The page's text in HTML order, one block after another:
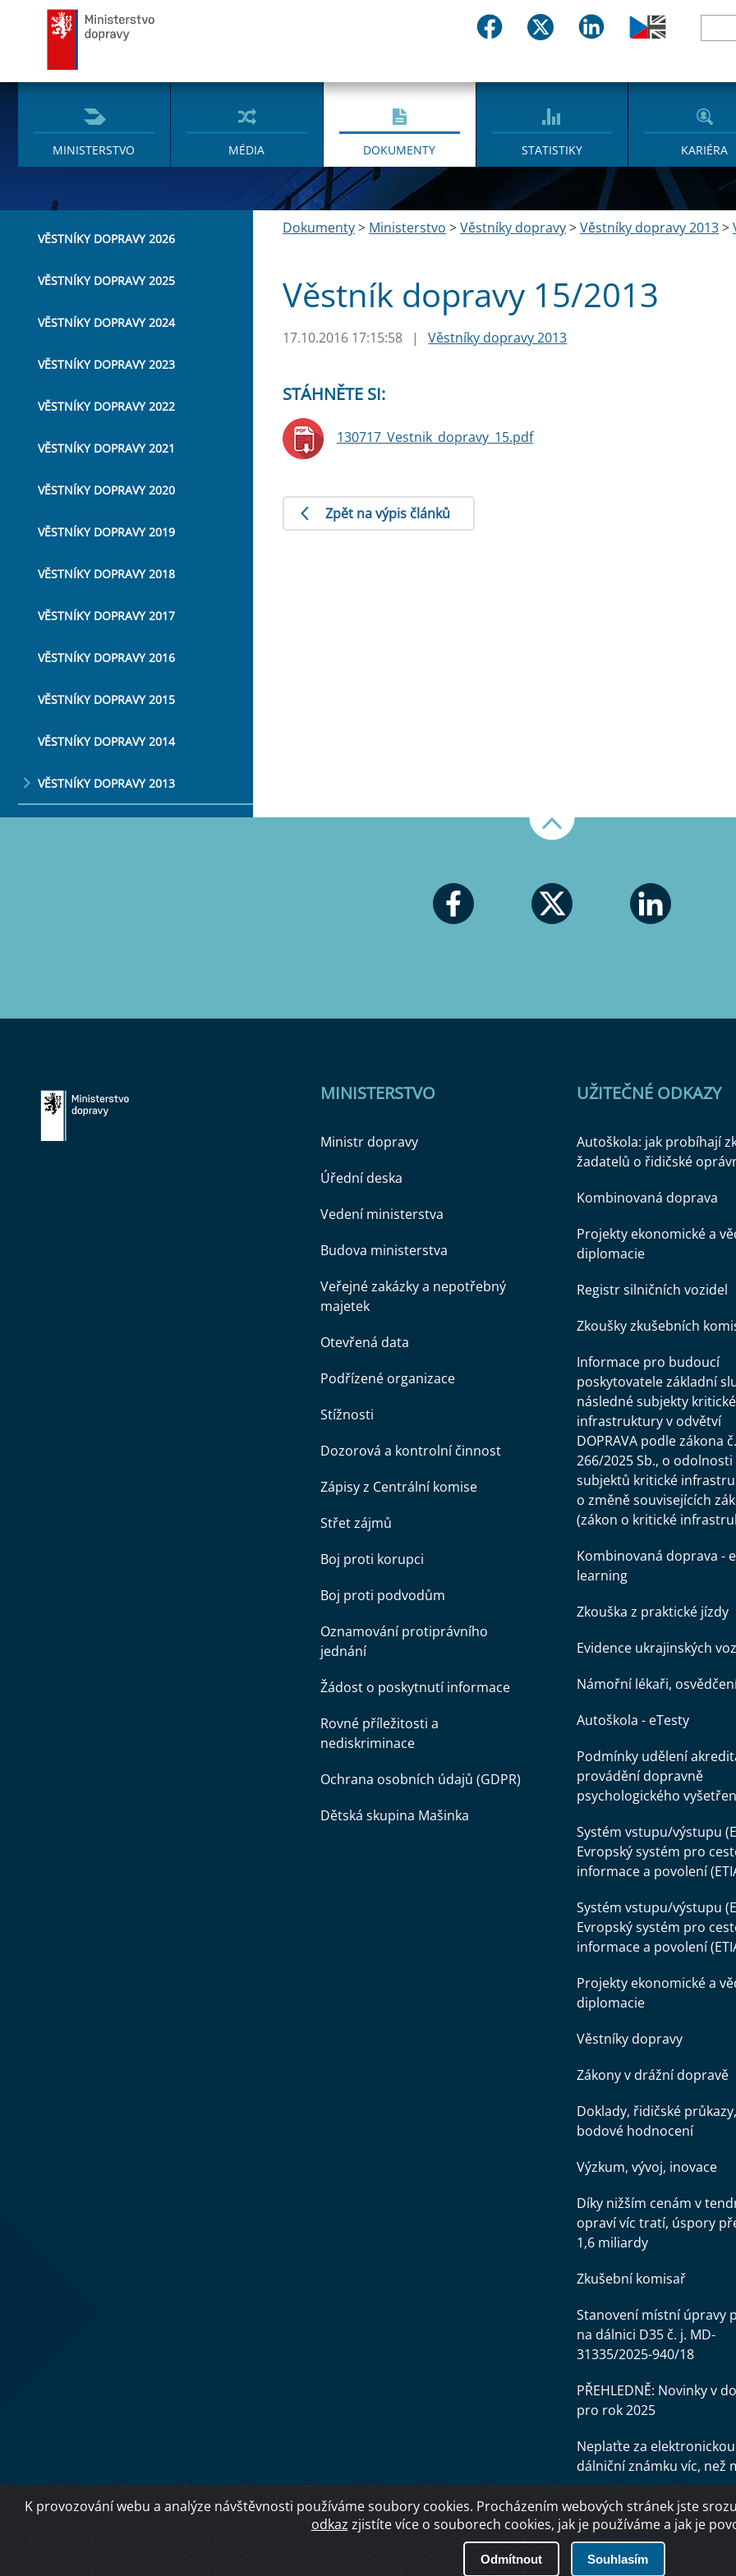
MINISTERSTVO MÉDIA DOKUMENTY STATISTIKY KARIÉRA
VĚSTNÍKY DOPRAVY 2026
VĚSTNÍKY DOPRAVY 2025
VĚSTNÍKY DOPRAVY 2024
VĚSTNÍKY DOPRAVY 2023
VĚSTNÍKY DOPRAVY 2022
VĚSTNÍKY DOPRAVY 2021
VĚSTNÍKY DOPRAVY 2020
VĚSTNÍKY DOPRAVY 2019
VĚSTNÍKY DOPRAVY 2018
VĚSTNÍKY DOPRAVY 2017
VĚSTNÍKY DOPRAVY 2016
VĚSTNÍKY DOPRAVY 2015
VĚSTNÍKY DOPRAVY 2014
VĚSTNÍKY DOPRAVY 2013
Dokumenty> Ministerstvo >Věstníky dopravy>Věstníky dopravy 2013>
Věstník dopravy 15/2013
17.10.2016 17:15:58 | Věstníky dopravy 2013
STÁHNĚTE SI:
130717_Vestnik_dopravy_15.pdf
Zpět na výpis článků
MINISTERSTVO
Ministr dopravy
Úřední deska
Vedení ministerstva
Budova ministerstva
Veřejné zakázky a nepotřebný
majetek
Otevřená data
Podřízené organizace
Stížnosti
Dozorová a kontrolní činnost
Zápisy z Centrální komise
Střet zájmů
Boj proti korupci
Boj proti podvodům
Oznamování protiprávního
jednání
Žádost o poskytnutí informace
Rovné příležitosti a
nediskriminace
Ochrana osobních údajů (GDPR)
Dětská skupina Mašinka
UŽITEČNÉ ODKAZY
Autoškola: jak probíhají
žadatelů o řidičské
Kombinovaná doprava
Projekty ekonomické a
diplomacie
Registr silničních vozidel
Zkoušky zkušebních
Informace pro budoucí
poskytovatele základní
následné subjekty kritické
infrastruktury v odvětví
DOPRAVA podle zákona č.
266/2025 Sb., o odolnosti
subjektů kritické
o změně souvisejících
(zákon o kritické
Kombinovaná doprava -
learning
Zkouška z praktické jízdy
Evidence ukrajinských
Námořní lékaři,
Autoškola - eTesty
Podmínky udělení
provádění dopravně
psychologického
Systém vstupu/výstupu
Evropský systém pro
informace a povolení
Systém vstupu/výstupu
Evropský systém pro
informace a povolení
Projekty ekonomické a
diplomacie
Věstníky dopravy
Zákony v drážní dopravě
Doklady, řidičské průkazy,
bodové hodnocení
Výzkum, vývoj, inovace
Díky nižším cenám v
opraví víc tratí, úspory
1,6 miliardy
Zkušební komisař
Stanovení místní úpravy
na dálnici D35 č. j. MD-
31335/2025-940/18
PŘEHLEDNĚ: Novinky v
pro rok 2025
Neplaťte za elektronickou
dálniční známku víc, než
K provozování webu a analýze návštěvnosti používáme soubory cookies. Procházením webových stránek jste
odkaz zjistíte více o souborech cookies, jak je používáme a jak je
Odmítnout Souhlasím